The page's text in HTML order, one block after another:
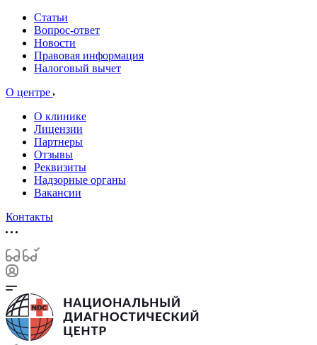
Статьи
Вопрос-ответ
Новости
Правовая информация
Налоговый вычет
О центре
О клинике
Лицензии
Партнеры
Отзывы
Реквизиты
Надзорные органы
Вакансии
Контакты